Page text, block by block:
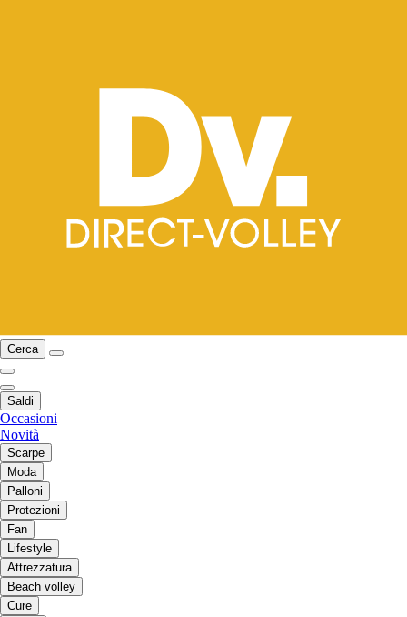
Cerca
Saldi
Occasioni
Novità
Scarpe
Moda
Palloni
Protezioni
Fan
Lifestyle
Attrezzatura
Beach volley
Cure